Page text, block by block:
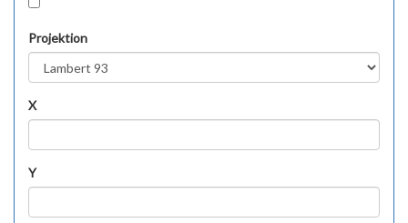
Projektion
X
Y